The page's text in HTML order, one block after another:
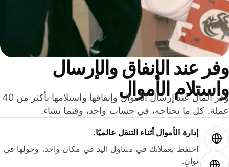
عند الإنفاق والإرسال
الأموال
وفّر المال عند إرسال الأموال وإنفاقها واستلامها بأكثر من 40
كل ما تحتاجه، في حساب واحد، وقتما تشاء.
إدارة الأموال أثناء التنقل عالميًا.
احتفظ بعملاتك في متناول اليد في مكان واحد، وحولها في
ثوانٍ.